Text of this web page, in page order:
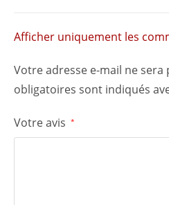
Afficher uniquement les
Votre adresse e-mail ne sera
obligatoires sont indiqués
Votre avis *